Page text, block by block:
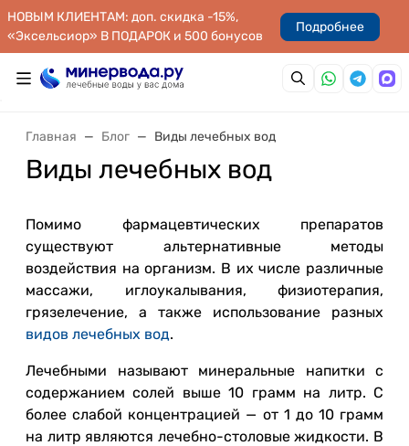
НОВЫМ КЛИЕНТАМ: доп. скидка -15%,
«Эксельсиор» В ПОДАРОК и 500 бонусов
Подробнее
Главная Блог Виды лечебных вод
Виды лечебных вод
Помимо фармацевтических препаратов
существуют альтернативные методы
воздействия на организм. В их числе различные
массажи, иглоукалывания, физиотерапия,
грязелечение, а также использование разных
видов лечебных вод.
Лечебными называют минеральные напитки с
содержанием солей выше 10 грамм на литр. С
более слабой концентрацией — от 1 до 10 грамм
на литр являются лечебно-столовые жидкости. В